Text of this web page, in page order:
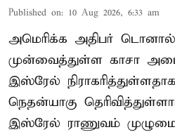
Published on: 10 Aug 2026, 6:33 am
அமெரிக்க அதிபர்
முன்வைத்துள்ள காசா
இஸ்ரேல்
நெதன்யாகு
இஸ்ரேல் ராணுவம்